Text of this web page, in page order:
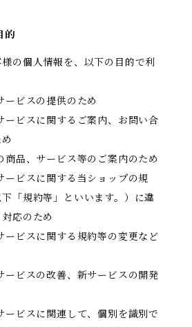
的
の個人情報を、以下の目的で利
ービスの提供のため
ービスに関するご案内、お問い合
商品、サービス等のご案内のため
ービスに関する当ショップの規
「規約等」といいます。）に違
応のため
ービスに関する規約等の変更など
ービスの改善、新サービスの開発
ービスに関連して、個別を識別で